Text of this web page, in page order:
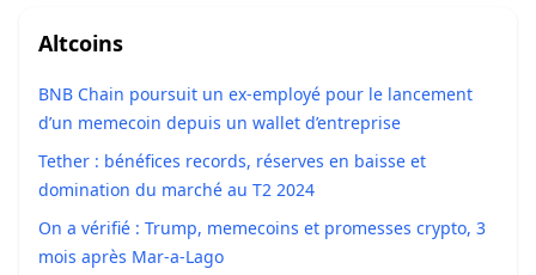
Altcoins
BNB Chain poursuit un ex-employé pour le lancement
d’un memecoin depuis un wallet d’entreprise
Tether : bénéfices records, réserves en baisse et
domination du marché au T2 2024
On a vérifié : Trump, memecoins et promesses crypto, 3
mois après Mar-a-Lago